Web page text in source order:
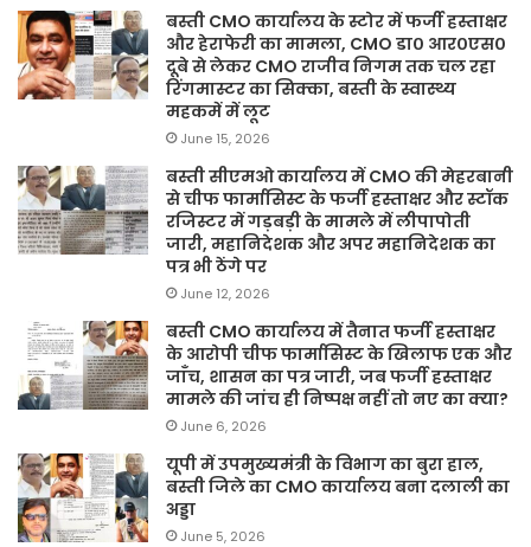
बस्ती CMO कार्यालय के स्टोर में फर्जी हस्ताक्षर
और हेराफेरी का मामला, CMO डा० आर०एस०
दूबे से लेकर CMO राजीव निगम तक चल रहा
रिंगमास्टर का सिक्का, बस्ती के स्वास्थ्य
महकमें में लूट
June 15, 2026
बस्ती सीएमओ कार्यालय में CMO की मेहरबानी
से चीफ फार्मासिस्ट के फर्जी हस्ताक्षर और स्टॉक
रजिस्टर में गड़बड़ी के मामले में लीपापोती
जारी, महानिदेशक और अपर महानिदेशक का
पत्र भी ठेंगे पर
June 12, 2026
बस्ती CMO कार्यालय में तैनात फर्जी हस्ताक्षर
के आरोपी चीफ फार्मासिस्ट के खिलाफ एक और
जाँच, शासन का पत्र जारी, जब फर्जी हस्ताक्षर
मामले की जांच ही निष्पक्ष नहीं तो नए का क्या?
June 6, 2026
यूपी में उपमुख्यमंत्री के विभाग का बुरा हाल,
बस्ती जिले का CMO कार्यालय बना दलाली का
अड्डा
June 5, 2026